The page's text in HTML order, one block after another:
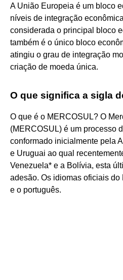
A União Europeia é um bloco
níveis de integração
considerada o principal bloco
também é o único bloco
atingiu o grau de integração
criação de moeda única.
O que significa a sigla
O que é o MERCOSUL? O
(MERCOSUL) é um processo
conformado inicialmente pela
e Uruguai ao qual
Venezuela* e a Bolívia, esta
adesão. Os idiomas oficiais do
e o português.